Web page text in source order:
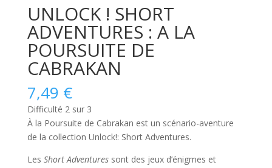
UNLOCK ! SHORT
ADVENTURES : A LA
POURSUITE DE
CABRAKAN
7,49 €
Difficulté 2 sur 3
À la Poursuite de Cabrakan est un scénario-aventure
de la collection Unlock!: Short Adventures.
Les Short Adventuressont des jeux d’énigmes et